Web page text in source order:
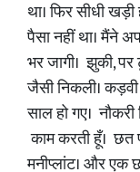
था। फिर सीधी खड़ी
पैसा नहीं था। मैंने
भर जागी। झुकी, पर
जैसी निकली।
साल हो गए।
काम करती हूँ। छत
मनीप्लांट। और एक